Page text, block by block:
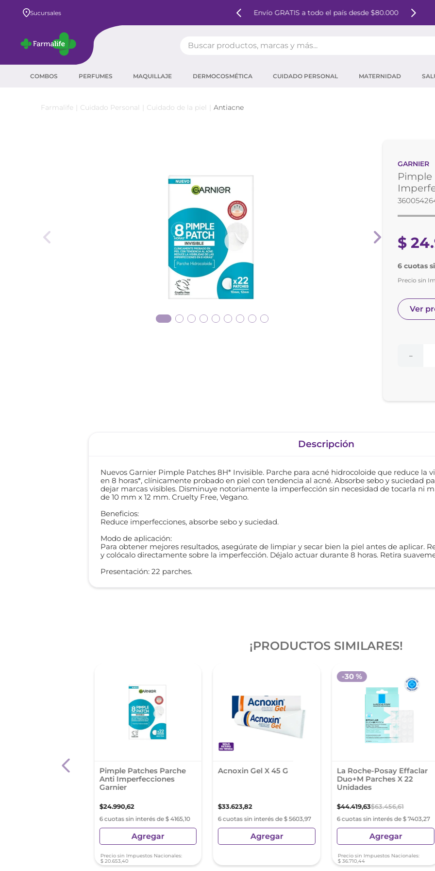
Sucursales Envío GRATIS a todo el país desde $80.000
COMBOS PERFUMES MAQUILLAJE DERMOCOSMÉTICA CUIDADO PERSONAL MATERNIDAD
Cuidado Personal Cuidado de la piel Antiacne
GARNIER
Pimple
$ 24.
6 cuotas
Precio sin
Ver
－
Descripción
Nuevos Garnier Pimple Patches 8H* Invisible. Parche para acné hidrocoloide que reduce la
en 8 horas*, clínicamente probado en piel con tendencia al acné. Absorbe sebo y suciedad
dejar marcas visibles. Disminuye notoriamente la imperfección sin necesidad de tocarla ni
de 10 mm x 12 mm. Cruelty Free, Vegano.
Beneficios:
Reduce imperfecciones, absorbe sebo y suciedad.
Modo de aplicación:
Para obtener mejores resultados, asegúrate de limpiar y secar bien la piel antes de aplicar.
y colócalo directamente sobre la imperfección. Déjalo actuar durante 8 horas. Retira
Presentación: 22 parches.
¡PRODUCTOS SIMILARES!
Para El Acné
Pimple Patches Parche
Anti Imperfecciones
Garnier
$24.990,62
6 cuotas sin interés de $ 4165,10
Agregar
Precio sin Impuestos Nacionales:
$ 20.653,40
Acnoxin Gel X 45 G
$33.623,82
6 cuotas sin interés de $ 5603,97
Agregar
La Roche-Posay Effaclar
Duo+M Parches X 22
Unidades
$44.419,63$63.456,61
6 cuotas sin interés de $ 7403,27
-30 %
Agregar
Precio sin Impuestos Nacionales:
$ 36.710,44
corrector
mascara pestañas
retinol
tintura